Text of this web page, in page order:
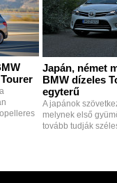
Japán, német
BMW dízeles
egyterű
A japánok
melynek első
tovább tudják